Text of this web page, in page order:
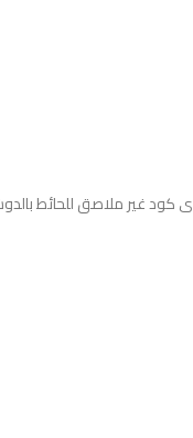
غير ملاصق للحائط بالدوش